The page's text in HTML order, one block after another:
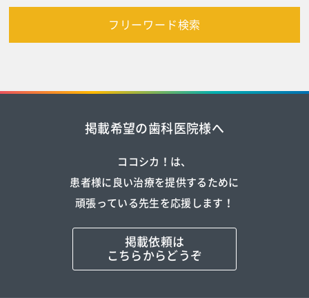
フリーワード検索
掲載希望の歯科医院様へ
ココシカ！は、
患者様に良い治療を提供するために
頑張っている先生を応援します！
掲載依頼は
こちらからどうぞ